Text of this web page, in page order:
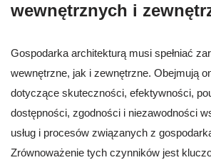
wewnętrznych i
Gospodarka architekturą musi spełniać
wewnętrzne, jak i zewnętrzne. Obejmują
dotyczące skuteczności, efektywności,
dostępności, zgodności i niezawodności
usług i procesów związanych z
Zrównoważenie tych czynników jest